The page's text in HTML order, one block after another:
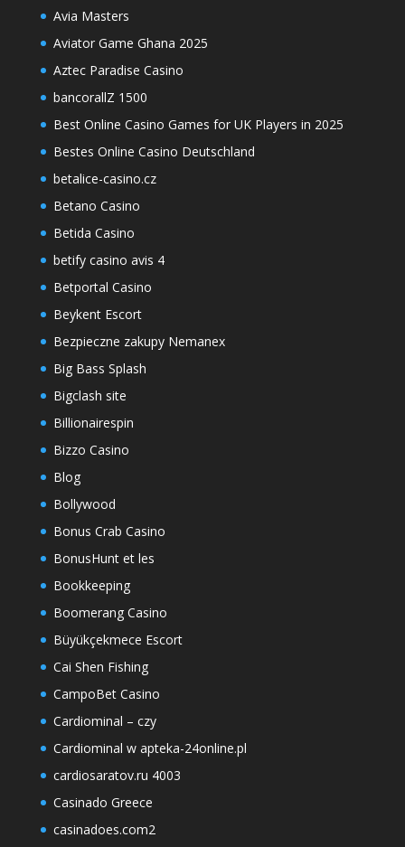
Avia Masters
Aviator Game Ghana 2025
Aztec Paradise Casino
bancorallZ 1500
Best Online Casino Games for UK Players in 2025
Bestes Online Casino Deutschland
betalice-casino.cz
Betano Casino
Betida Casino
betify casino avis 4
Betportal Casino
Beykent Escort
Bezpieczne zakupy Nemanex
Big Bass Splash
Bigclash site
Billionairespin
Bizzo Casino
Blog
Bollywood
Bonus Crab Casino
BonusHunt et les
Bookkeeping
Boomerang Casino
Büyükçekmece Escort
Cai Shen Fishing
CampoBet Casino
Cardiominal – czy
Cardiominal w apteka-24online.pl
cardiosaratov.ru 4003
Casinado Greece
casinadoes.com2